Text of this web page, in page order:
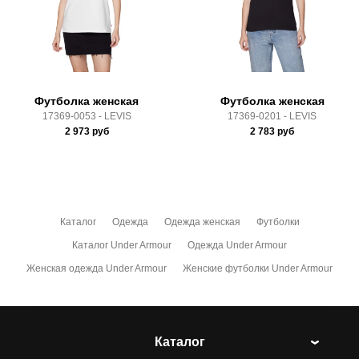
Здесь вы можете более детально ознакомиться с
условиямиоплатыи
Футболка женская
17369-0053 - LEVIS
2 973руб
Футболка женская
17369-0201 - LEVIS
2 783 руб
Каталог Одежда Одежда женская Футболки
Каталог Under Armour Одежда Under Armour
Женская одежда Under Armour Женские футболки Under Armour
Каталог